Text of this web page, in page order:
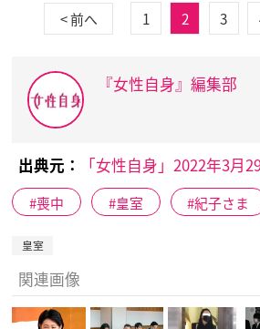
< 前へ 1 2 3
『女性自身』編集部
出典元： 「女性自身」2022年3月
喪中 皇室 紀子さま
皇室
関連画像